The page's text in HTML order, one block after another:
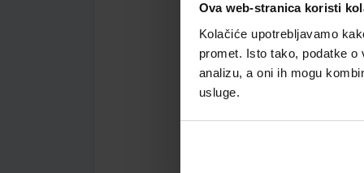
Ova web-stranica koristi
Kolačiće upotrebljavamo
promet. Isto tako, podatke
analizu, a oni ih mogu
usluge.